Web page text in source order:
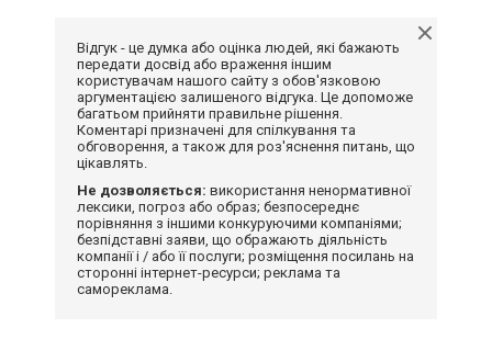
Відгук - це думка або оцінка людей, які бажають
передати досвід або враження іншим
користувачам нашого сайту з обов'язковою
аргументацією залишеного відгука. Це допоможе
багатьом прийняти правильне рішення.
Коментарі призначені для спілкування та
обговорення, а також для роз'яснення питань, що
цікавлять.
Не дозволяється: використання ненормативної
лексики, погроз або образ; безпосереднє
порівняння з іншими конкуруючими компаніями;
безпідставні заяви, що ображають діяльність
компанії і / або її послуги; розміщення посилань на
сторонні інтернет-ресурси; реклама та
самореклама.